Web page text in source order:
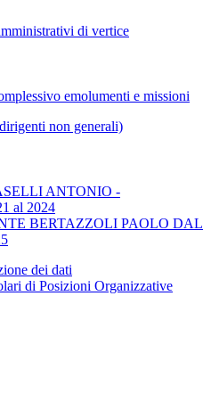
di vertice
emolumenti e missioni
non generali)
ANTONIO -
al 2024
BERTAZZOLI PAOLO DAL
dei dati
di Posizioni Organizzative